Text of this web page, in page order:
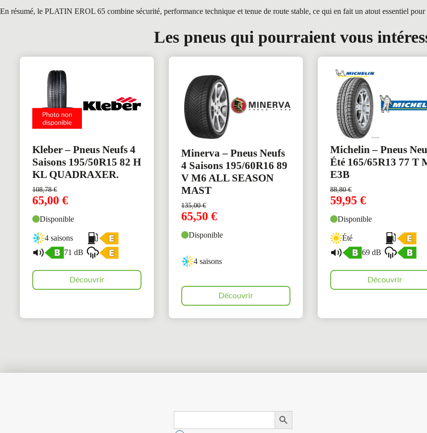
En résumé, le PLATIN EROL 65 combine sécurité, performance technique et tenue de route stable, ce qui en fait un atout essentiel
Les pneus qui pourraient vous
Kleber – Pneus Neufs 4
Saisons 195/50R15 82 H
KL QUADRAXER.
108,78€
65,00 €
Disponible
4 saisons
71 dB
Découvrir
Minerva – Pneus Neufs
4 Saisons 195/60R16 89
V M6 ALL SEASON
MAST
135,00€
65,50 €
Disponible
4 saisons
Découvrir
Michelin – Pneus
Été 165/65R13 77 T
E3B
88,80€
59,95 €
Disponible
Été
69 dB
Découvrir
Search
Search Button